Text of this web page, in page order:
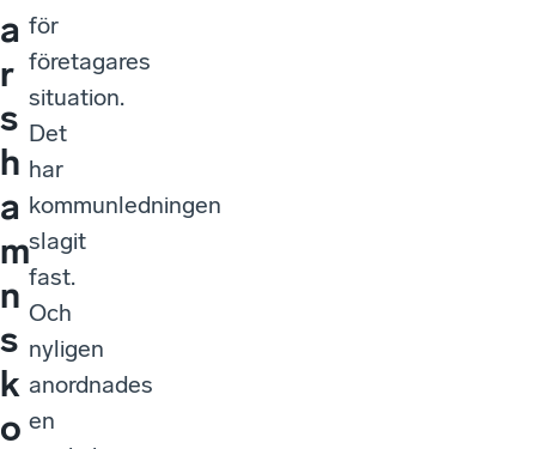
a
r
s
h
a
m
n
s
k
o
för
företagares
situation.
Det
har
kommunledningen
slagit
fast.
Och
nyligen
anordnades
en